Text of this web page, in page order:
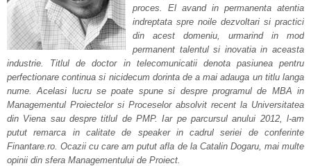
proces. El avand in permanenta atentia
indreptata spre noile dezvoltari si practici
din acest domeniu, urmarind in mod
permanent talentul si inovatia in aceasta
industrie. Titlul de doctor in telecomunicatii denota pasiunea pentru
perfectionare continua si nicidecum dorinta de a mai adauga un titlu langa
nume. Acelasi lucru se poate spune si despre programul de MBA in
Managementul Proiectelor si Proceselor absolvit recent la Universitatea
din Viena sau despre titlul de PMP. Iar pe parcursul anului 2012, l-am
putut remarca in calitate de speaker in cadrul seriei de conferinte
Finantare.ro. Ocazii cu care am putut afla de la Catalin Dogaru, mai multe
opinii din sfera Managementului de Proiect.